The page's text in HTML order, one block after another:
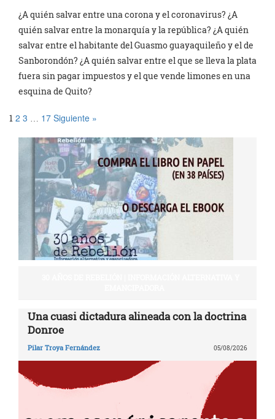
¿A quién salvar entre una corona y el coronavirus? ¿A
quién salvar entre la monarquía y la república? ¿A quién
salvar entre el habitante del Guasmo guayaquileño y el de
Sanborondón? ¿A quién salvar entre el que se lleva la plata
fuera sin pagar impuestos y el que vende limones en una
esquina de Quito?
1 2 3 17 Siguiente »
Una cuasi dictadura alineada con la doctrina
Donroe
Pilar Troya Fernández 05/08/2026